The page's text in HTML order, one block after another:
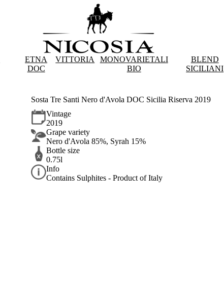
ETNA
DOC
VITTORIA
MONOVARIETALI
BIO
BLEND
SICILIANI
Sosta Tre Santi Nero d'Avola DOC Sicilia Riserva 2019
Vintage
2019
Grape variety
Nero d'Avola 85%, Syrah 15%
Bottle size
0.75l
Info
Contains Sulphites - Product of Italy